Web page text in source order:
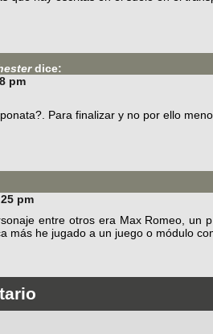
dice:
pm
Para finalizar y no por ello
pm
entre otros era Max Romeo, un
más he jugado a un juego o módulo